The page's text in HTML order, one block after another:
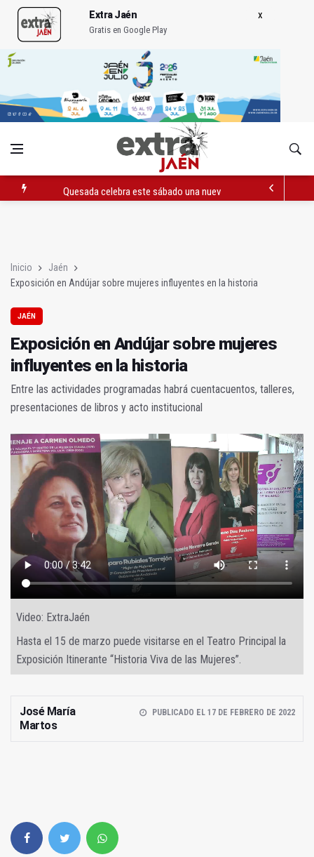
Extra Jaén
Gratis en Google Play
Quesada celebra este sábado una nueva jornada de Orgullo
Inicio
Jaén
Exposición en Andújar sobre mujeres influyentes en la historia
JAÉN
Exposición en Andújar sobre mujeres
influyentes en la historia
Entre las actividades programadas habrá cuentacuentos, talleres,
presentaciones de libros y acto institucional
Video: ExtraJaén
Hasta el 15 de marzo puede visitarse en el Teatro Principal la
Exposición Itinerante “Historia Viva de las Mujeres”.
José María
Martos
PUBLICADO EL 17 DE FEBRERO DE 2022